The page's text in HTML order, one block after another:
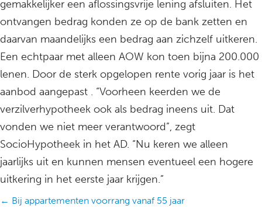
gemakkelijker een aflossingsvrije lening afsluiten. Het
ontvangen bedrag konden ze op de bank zetten en
daarvan maandelijks een bedrag aan zichzelf uitkeren.
Een echtpaar met alleen AOW kon toen bijna 200.000
lenen. Door de sterk opgelopen rente vorig jaar is het
aanbod aangepast . “Voorheen keerden we de
verzilverhypotheek ook als bedrag ineens uit. Dat
vonden we niet meer verantwoord”, zegt
SocioHypotheek in het AD. “Nu keren we alleen
jaarlijks uit en kunnen mensen eventueel een hogere
uitkering in het eerste jaar krijgen.”
Posts
← Bij appartementen voorrang vanaf 55 jaar